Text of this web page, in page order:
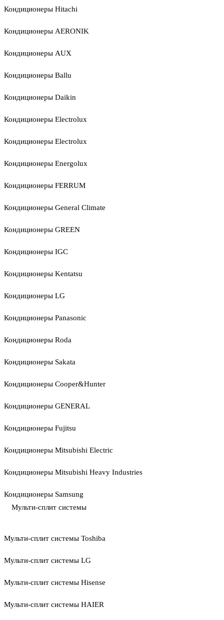
Кондиционеры Hitachi
Кондиционеры AERONIK
Кондиционеры AUX
Кондиционеры Ballu
Кондиционеры Daikin
Кондиционеры Electrolux
Кондиционеры Electrolux
Кондиционеры Energolux
Кондиционеры FERRUM
Кондиционеры General Climate
Кондиционеры GREEN
Кондиционеры IGC
Кондиционеры Kentatsu
Кондиционеры LG
Кондиционеры Panasonic
Кондиционеры Roda
Кондиционеры Sakata
Кондиционеры Cooper&Hunter
Кондиционеры GENERAL
Кондиционеры Fujitsu
Кондиционеры Mitsubishi Electric
Кондиционеры Mitsubishi Heavy Industries
Кондиционеры Samsung
Мульти-сплит системы
Мульти-сплит системы Toshiba
Мульти-сплит системы LG
Мульти-сплит системы Hisense
Мульти-сплит системы HAIER